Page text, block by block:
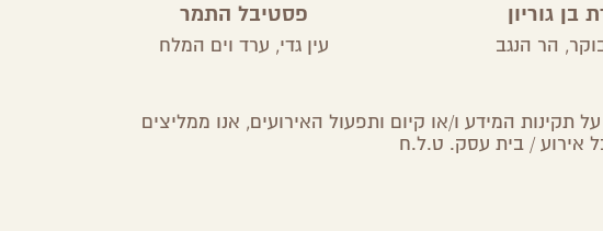
בן גוריון
הר הנגב
פסטיבל התמר
עין גדי, ערד וים המלח
המידע ו/או קיום ותפעול האירועים, אנו ממליצים
אירוע / בית עסק. ט.ל.ח